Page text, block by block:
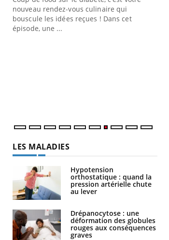
nouveau rendez-vous culinaire qui
bouscule les idées reçues ! Dans cet
épisode, une ...
LES MALADIES
Hypotension
orthostatique : quand la
pression artérielle chute
au lever
Drépanocytose : une
déformation des globules
rouges aux conséquences
graves